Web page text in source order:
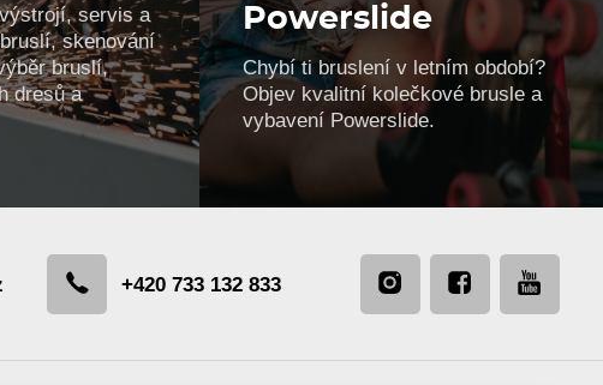
servis a
skenování
bruslí,
dresů a
Powerslide
Chybí ti bruslení v letním období?
Objev kvalitní kolečkové brusle a
vybavení Powerslide.
+420 733 132 833